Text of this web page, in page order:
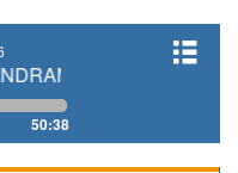
FIORELLI
50:38